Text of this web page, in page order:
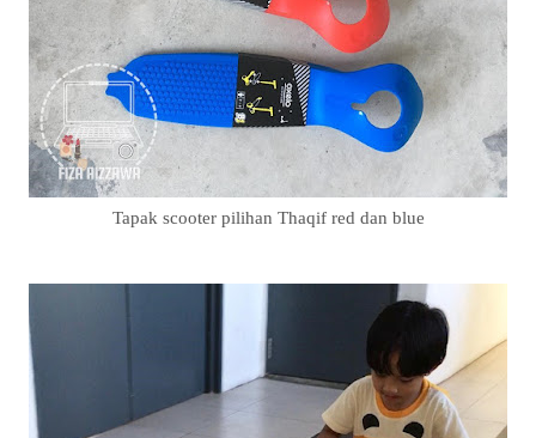
Tapak scooter pilihan Thaqif red dan blue